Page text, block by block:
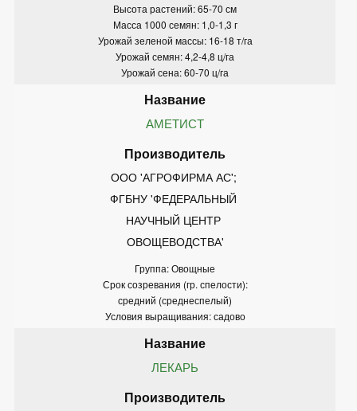
Высота растений: 65-70 см
Масса 1000 семян: 1,0-1,3 г
Урожай зеленой массы: 16-18 т/га
Урожай семян: 4,2-4,8 ц/га
Урожай сена: 60-70 ц/га
АМЕТИСТ
ООО 'АГРОФИРМА АС';
ФГБНУ 'ФЕДЕРАЛЬНЫЙ
НАУЧНЫЙ ЦЕНТР
ОВОЩЕВОДСТВА'
Группа: Овощные
Срок созревания (гр. спелости):
средний (среднеспелый)
Условия выращивания: садово
ЛЕКАРЬ